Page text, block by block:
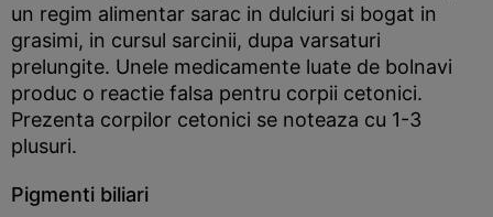
un regim alimentar sarac in dulciuri si bogat in
grasimi, in cursul sarcinii, dupa varsaturi
prelungite. Unele medicamente luate de bolnavi
produc o reactie falsa pentru corpii cetonici.
Prezenta corpilor cetonici se noteaza cu 1-3
plusuri.
Pigmenti biliari